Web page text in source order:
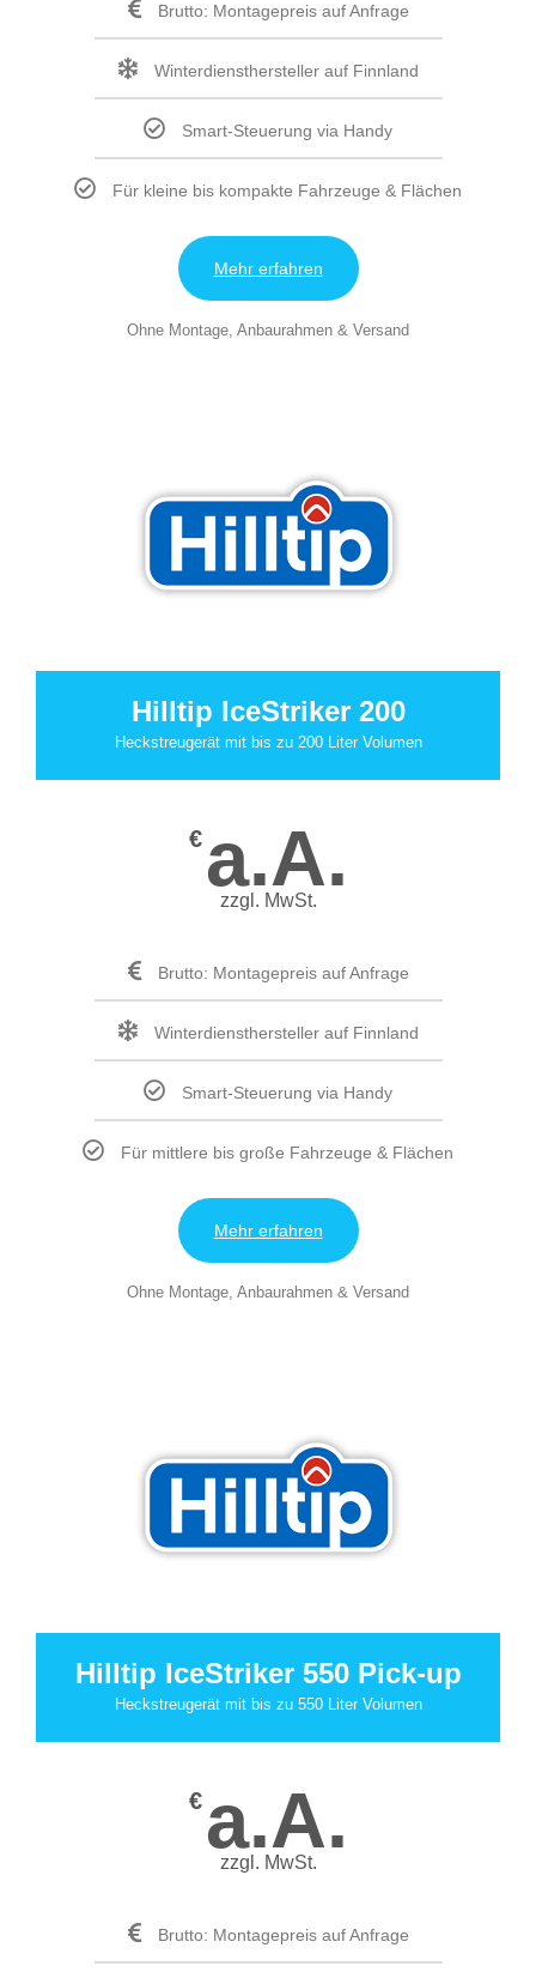
Brutto: Montagepreis auf Anfrage
Winterdiensthersteller auf Finnland
Smart-Steuerung via Handy
Für kleine bis kompakte Fahrzeuge & Flächen
Mehr erfahren
Ohne Montage, Anbaurahmen & Versand
Hilltip IceStriker 200
Heckstreugerät mit bis zu 200 Liter Volumen
€ a.A.
zzgl. MwSt.
Brutto: Montagepreis auf Anfrage
Winterdiensthersteller auf Finnland
Smart-Steuerung via Handy
Für mittlere bis große Fahrzeuge & Flächen
Mehr erfahren
Ohne Montage, Anbaurahmen & Versand
Hilltip IceStriker 550 Pick-up
Heckstreugerät mit bis zu 550 Liter Volumen
€ a.A.
zzgl. MwSt.
Brutto: Montagepreis auf Anfrage